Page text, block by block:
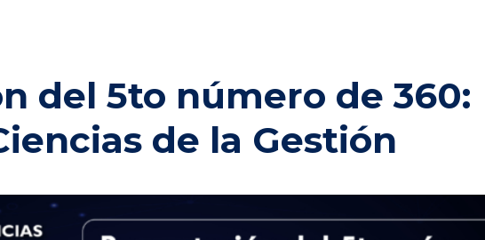
del 5to número de 360:
de la Gestión